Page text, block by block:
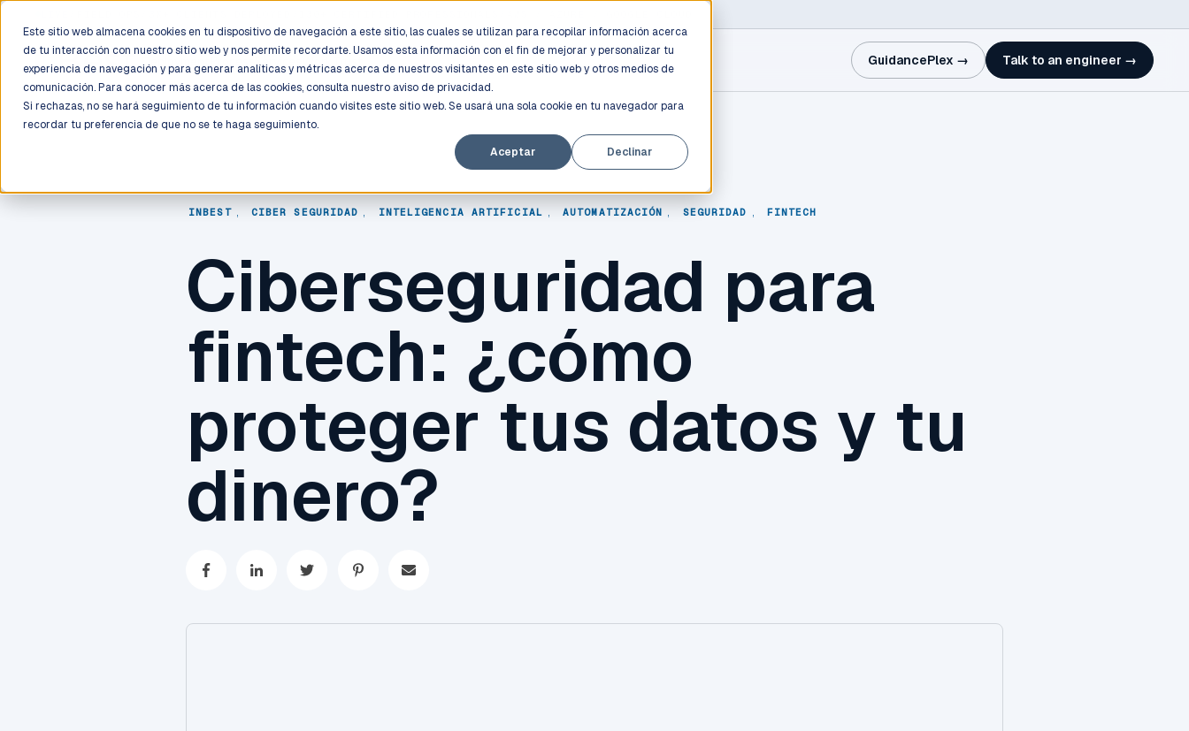
Este sitio web almacena cookies en tu dispositivo de navegación a este sitio, las cuales se utilizan para recopilar información acerca
de tu interacción con nuestro sitio web y nos permite recordarte. Usamos esta información con el fin de mejorar y personalizar tu
experiencia de navegación y para generar analíticas y métricas acerca de nuestros visitantes en este sitio web y otros medios de
comunicación. Para conocer más acerca de las cookies, consulta nuestro aviso de privacidad.
Si rechazas, no se hará seguimiento de tu información cuando visites este sitio web. Se usará una sola cookie en tu navegador para
recordar tu preferencia de que no se te haga seguimiento.
Aceptar
Declinar
Process GuidancePlex → Talk to an engineer →
INBEST CIBER SEGURIDAD INTELIGENCIA ARTIFICIAL AUTOMATIZACIÓN SEGURIDAD FINTECH
Ciberseguridad para
fintech: ¿cómo
proteger tus datos y tu
dinero?